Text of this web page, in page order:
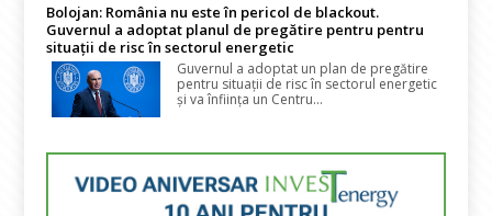
Bolojan: România nu este în pericol de blackout.
Guvernul a adoptat planul de pregătire pentru pentru
situații de risc în sectorul energetic
Guvernul a adoptat un plan de pregătire
pentru situații de risc în sectorul energetic
și va înființa un Centru...